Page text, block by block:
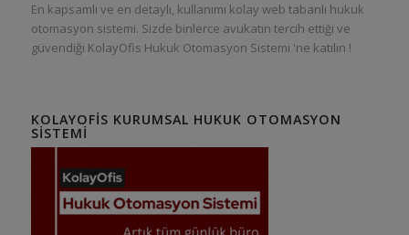
En kapsamlı ve en detaylı, kullanımı kolay web tabanlı hukuk
otomasyon sistemi. Sizde binlerce avukatın tercih ettiği ve
güvendiği KolayOfis Hukuk Otomasyon Sistemi 'ne katılın !
KOLAYOFIS KURUMSAL HUKUK OTOMASYON
SISTEMI